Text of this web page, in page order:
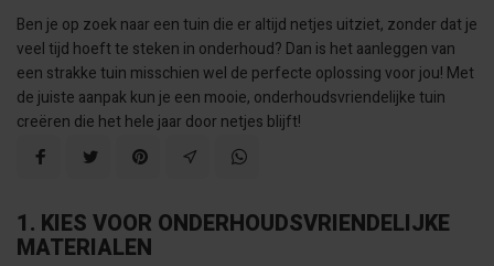
Ben je op zoek naar een tuin die er altijd netjes uitziet, zonder dat je
veel tijd hoeft te steken in onderhoud? Dan is het aanleggen van
een strakke tuin misschien wel de perfecte oplossing voor jou! Met
de juiste aanpak kun je een mooie, onderhoudsvriendelijke tuin
creëren die het hele jaar door netjes blijft!
1. KIES VOOR ONDERHOUDSVRIENDELIJKE
MATERIALEN